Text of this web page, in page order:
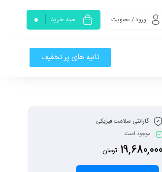
ورود / عضویت سبد خرید 0
ثانیه های پر تخفیف
گارانتی سلامت فیزیکی
موجود است
19,680,000 تومان